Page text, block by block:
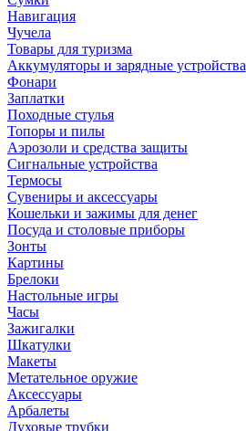
Навигация
Чучела
Товары для туризма
Аккумуляторы и зарядные устройства
Фонари
Заплатки
Походные стулья
Топоры и пилы
Аэрозоли и средства защиты
Сигнальные устройства
Термосы
Сувениры и аксессуары
Кошельки и зажимы для денег
Посуда и столовые приборы
Зонты
Картины
Брелоки
Настольные игры
Часы
Зажигалки
Шкатулки
Макеты
Метательное оружие
Аксессуары
Арбалеты
Духовые трубки